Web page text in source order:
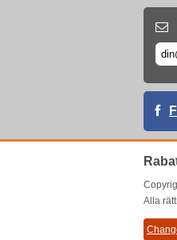
Alla